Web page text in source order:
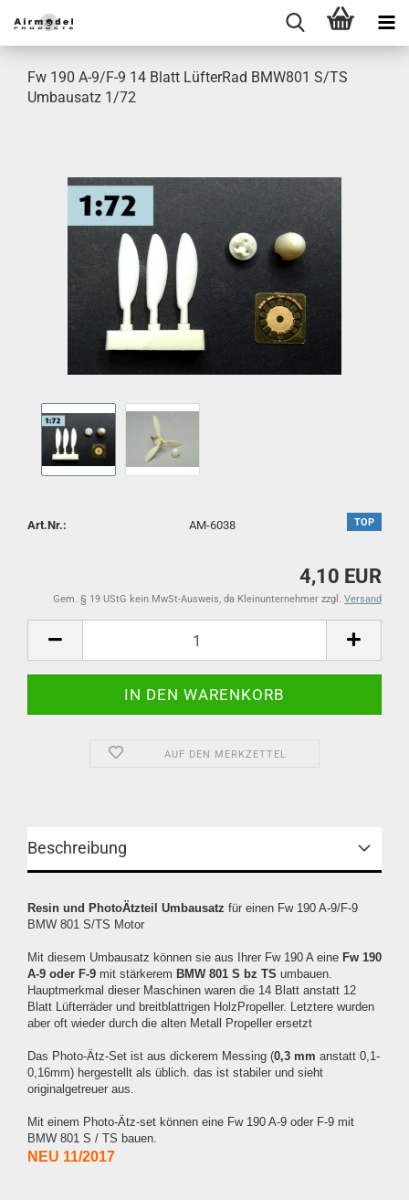
Fw 190 A-9/F-9 14 Blatt LüfterRad BMW801 S/TS
Umbausatz 1/72
TOP
Art.Nr.: AM-6038
4,10 EUR
Gem. § 19 UStG kein MwSt-Ausweis, da Kleinunternehmer zzgl. Versand
AUF DEN MERKZETTEL
Beschreibung
Resin und PhotoÄtzteil Umbausatz für einen Fw 190 A-9/F-9
BMW 801 S/TS Motor
Mit diesem Umbausatz können sie aus Ihrer Fw 190 A eine Fw 190
A-9 oder F-9 mit stärkerem BMW 801 S bz TS umbauen.
Hauptmerkmal dieser Maschinen waren die 14 Blatt anstatt 12
Blatt Lüfterräder und breitblattrigen HolzPropeller. Letztere wurden
aber oft wieder durch die alten Metall Propeller ersetzt
Das Photo-Ätz-Set ist aus dickerem Messing (0,3 mm anstatt 0,1-
0,16mm) hergestellt als üblich. das ist stabiler und sieht
originalgetreuer aus.
Mit einem Photo-Ätz-set können eine Fw 190 A-9 oder F-9 mit
BMW 801 S / TS bauen.
NEU 11/2017